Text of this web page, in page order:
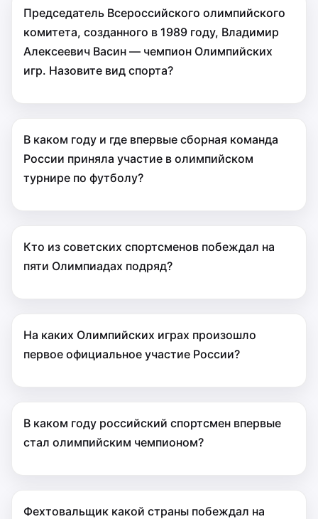
Председатель Всероссийского олимпийского
комитета, созданного в 1989 году, Владимир
Алексеевич Васин — чемпион Олимпийских
игр. Назовите вид спорта?
В каком году и где впервые сборная команда
России приняла участие в олимпийском
турнире по футболу?
Кто из советских спортсменов побеждал на
пяти Олимпиадах подряд?
На каких Олимпийских играх произошло
первое официальное участие России?
В каком году российский спортсмен впервые
стал олимпийским чемпионом?
Фехтовальщик какой страны побеждал на